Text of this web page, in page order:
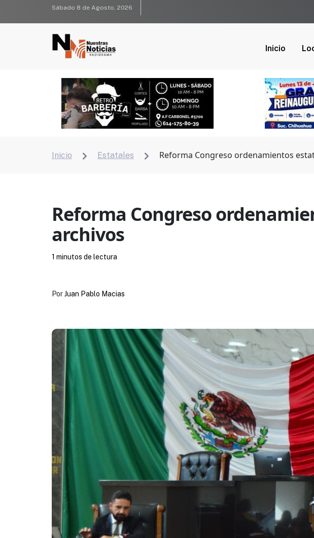
Sábado 8 de Agosto, 2026
Inicio
Inicio  Estatales  Reforma Congreso ordenamientos
Reforma Congreso
archivos
PorJuan Pablo Macias
1 minutos de lectura